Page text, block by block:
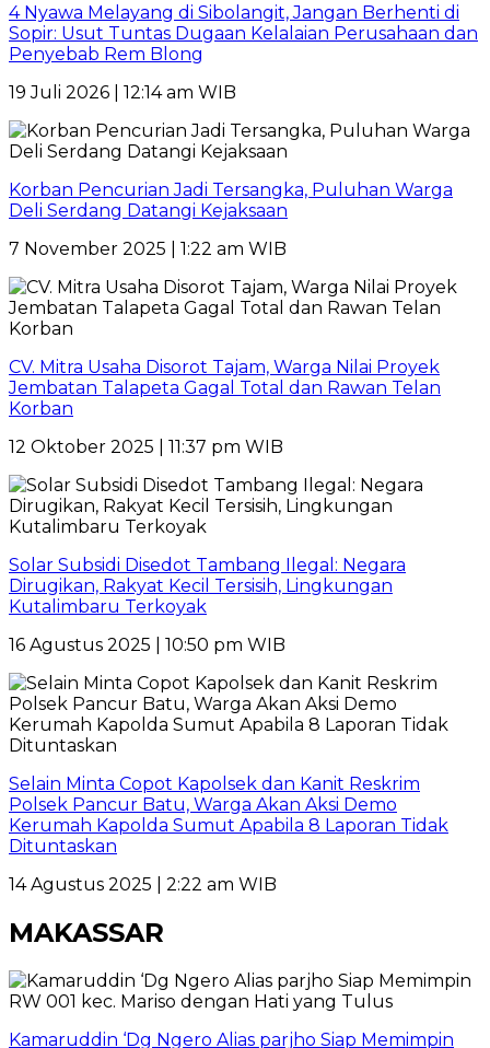
4 Nyawa Melayang di Sibolangit, Jangan Berhenti di
Sopir: Usut Tuntas Dugaan Kelalaian Perusahaan dan
Penyebab Rem Blong
19 Juli 2026 | 12:14 am WIB
Korban Pencurian Jadi Tersangka, Puluhan Warga
Deli Serdang Datangi Kejaksaan
7 November 2025 | 1:22 am WIB
CV. Mitra Usaha Disorot Tajam, Warga Nilai Proyek
Jembatan Talapeta Gagal Total dan Rawan Telan
Korban
12 Oktober 2025 | 11:37 pm WIB
Solar Subsidi Disedot Tambang Ilegal: Negara
Dirugikan, Rakyat Kecil Tersisih, Lingkungan
Kutalimbaru Terkoyak
16 Agustus 2025 | 10:50 pm WIB
Selain Minta Copot Kapolsek dan Kanit Reskrim
Polsek Pancur Batu, Warga Akan Aksi Demo
Kerumah Kapolda Sumut Apabila 8 Laporan Tidak
Dituntaskan
14 Agustus 2025 | 2:22 am WIB
MAKASSAR
Kamaruddin ‘Dg Ngero Alias parjho Siap Memimpin